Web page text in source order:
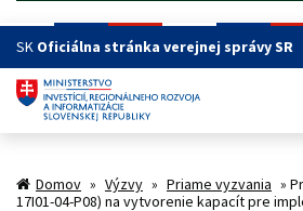
SK Oficiálna stránka verejnej správy SR
Domov » Výzvy » Priame vyzvania »
17I01-04-P08) na vytvorenie kapacít pre